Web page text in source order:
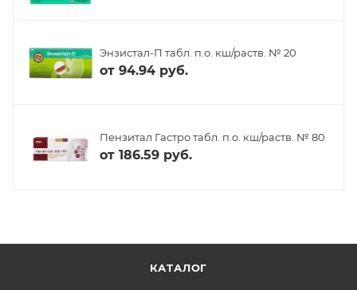
Энзистал-П табл. п.о. кш/раств. № 20
от 94.94 руб.
Пензитал Гастро табл. п.о. кш/раств. № 80
от 186.59 руб.
КАТАЛОГ